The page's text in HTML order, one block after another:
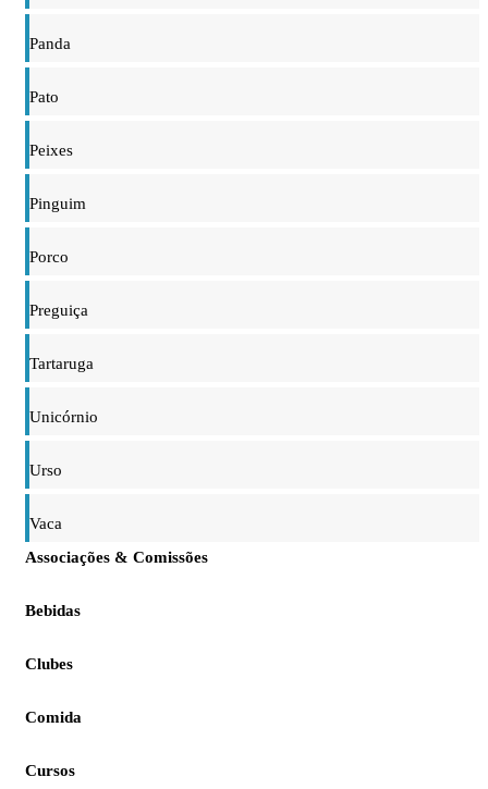
Panda
Pato
Peixes
Pinguim
Porco
Preguiça
Tartaruga
Unicórnio
Urso
Vaca
Associações & Comissões
Bebidas
Clubes
Comida
Cursos